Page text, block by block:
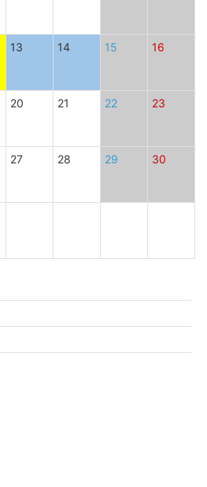
13 14 15 16
20 21 22 23
27 28 29 30